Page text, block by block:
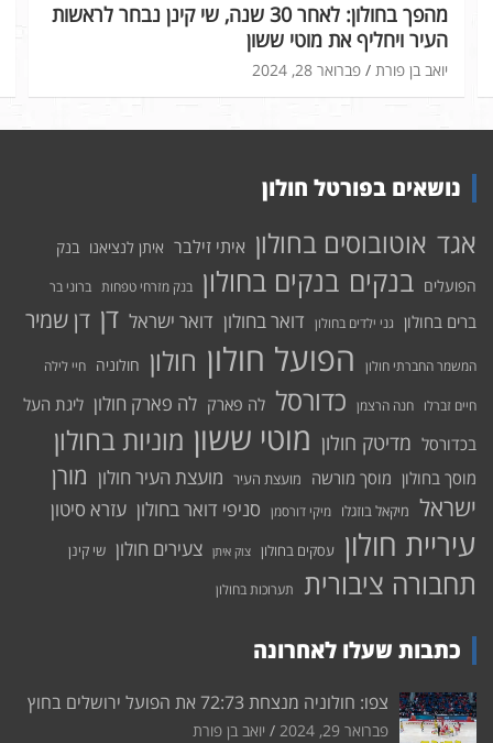
מהפך בחולון: לאחר 30 שנה, שי קינן נבחר לראשות
העיר ויחליף את מוטי ששון
פברואר 28, 2024 יואב בן פורת
נושאים בפורטל חולון
אגד אוטובוסים בחולון איתי זילבר איתן לנציאנו בנק
הפועלים בנקים בנקים בחולון בנק מזרחי טפחות ברוני בר
ברים בחולון גני ילדים בחולון דואר בחולון דואר ישראל דן דן שמיר
המשמר החברתי חולון הפועל חולון חולון חולוניה חיי לילה
חיים זברלו חנה הרצמן כדורסל לה פארק לה פארק חולון ליגת העל
בכדורסל מדיטק חולון מוטי ששון מוניות בחולון
מוסך בחולון מוסך מורשה מועצת העיר מועצת העיר חולון מורן
ישראל מיקאל בוזגלו מיקי דורסמן סניפי דואר בחולון עזרא סיטון
עיריית חולון עסקים בחולון צוק איתן צעירים חולון שי קינן
תחבורה ציבורית תערוכות בחולון
כתבות שעלו לאחרונה
צפו: חולוניה מנצחת 72:73 את הפועל ירושלים בחוץ
פברואר 29, 2024 יואב בן פורת